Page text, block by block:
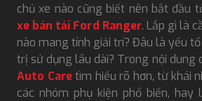
chủ xe nào cũng biết nên bắt đầu
xe bán tải Ford Ranger. Lắp gì là
nào mang tính giải trí? Đâu là yếu
trị sử dụng lâu dài? Trong nội dung
Auto Caretìm hiểu rõ hơn, từ khái
các nhóm phụ kiện phổ biến,